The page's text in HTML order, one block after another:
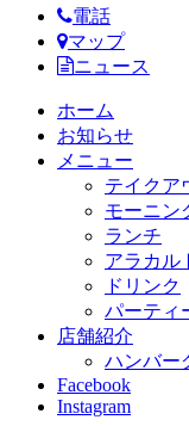
電話
マップ
ニュース
ホーム
お知らせ
メニュー
テイクア
モーニン
ランチ
アラカル
ドリンク
パーティ
店舗紹介
ハンバー
Facebook
Instagram